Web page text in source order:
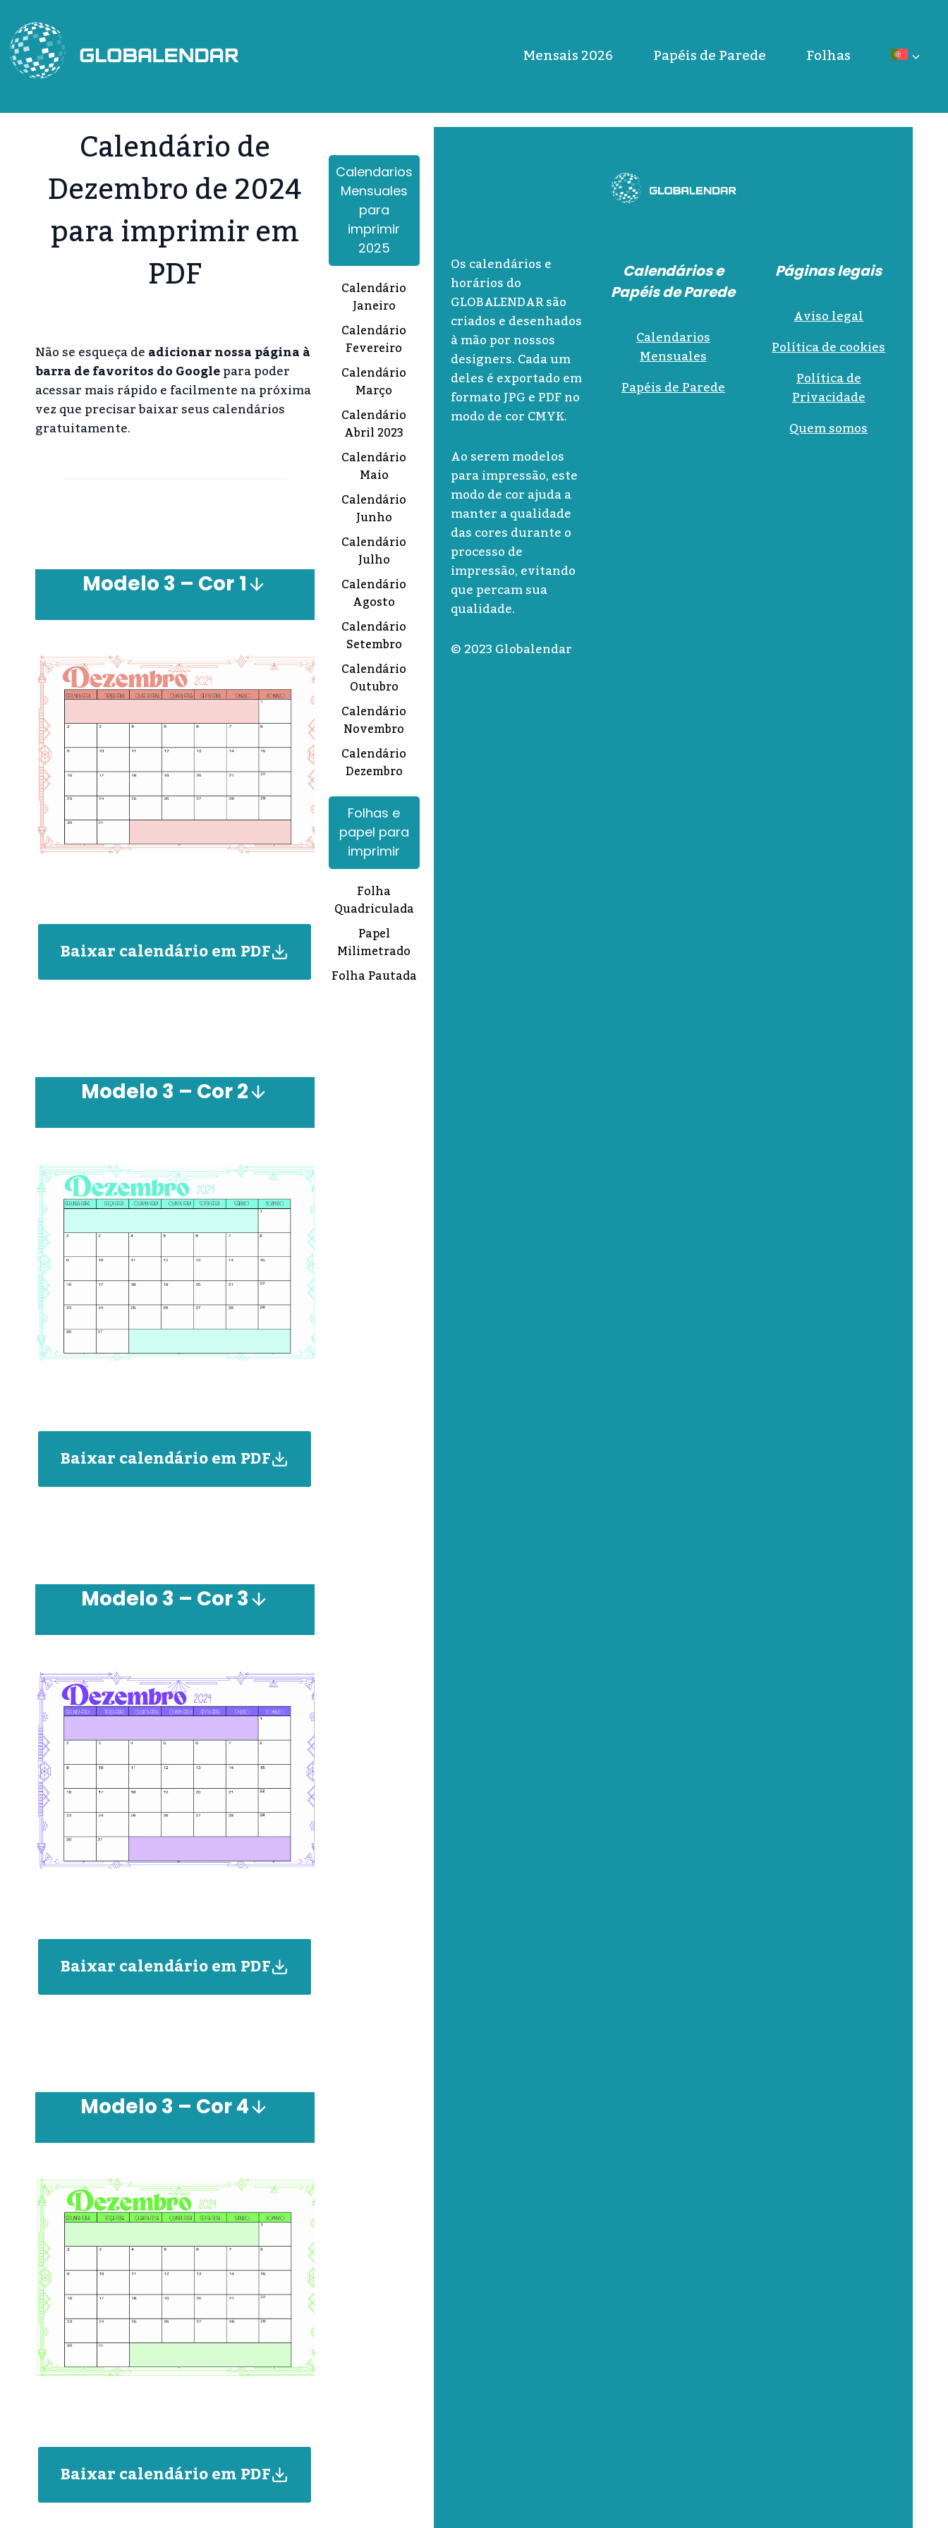
content Mensais 2026 Papéis de Parede Folhas
Calendário de
Dezembro de 2024
para imprimir em
PDF
Não se esqueça deadicionar nossa página à
barra de favoritos do Googlepara poder
acessar mais rápido e facilmente na próxima
vez que precisar baixar seus calendários
gratuitamente.
Modelo 3 – Cor 1
Baixar calendário em PDF
Modelo 3 – Cor2
Baixar calendário em PDF
Modelo 3 – Cor3
Baixar calendário em PDF
Modelo 3 – Cor4
Baixar calendário em PDF
Calendarios
Mensuales
para
imprimir
2025
Calendário
Janeiro
Calendário
Fevereiro
Calendário
Março
Calendário
Abril 2023
Calendário
Maio
Calendário
Junho
Calendário
Julho
Calendário
Agosto
Calendário
Setembro
Calendário
Outubro
Calendário
Novembro
Calendário
Dezembro
Folhas e
papel para
imprimir
Folha
Quadriculada
Papel
Milimetrado
Folha Pautada
Os calendários e
horários do
GLOBALENDAR são
criados e desenhados
à mão por nossos
designers. Cada um
deles é exportado em
formato JPG e PDF no
modo de cor CMYK.
Ao serem modelos
para impressão, este
modo de cor ajuda a
manter a qualidade
das cores durante o
processo de
impressão, evitando
que percam sua
qualidade.
© 2023 Globalendar
Calendários e
Papéis de Parede
Calendarios
Mensuales
Papéis de Parede
Páginas legais
Aviso legal
Política de cookies
Política de
Privacidade
Quem somos